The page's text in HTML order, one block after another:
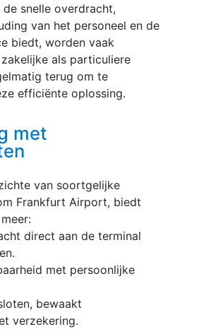
de snelle overdracht,
van het personeel en de
biedt, worden vaak
als particuliere
terug om te
efficiënte oplossing.
met
van soortgelijke
Frankfurt Airport, biedt
direct aan de terminal
met persoonlijke
bewaakt
verzekering.